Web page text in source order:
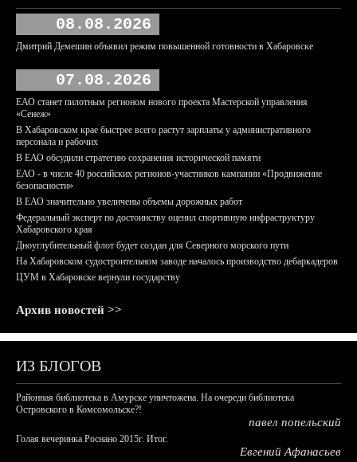
08.08.2026
Дмитрий Демешин объявил режим повышенной готовности в Хабаровске
07.08.2026
ЕАО станет пилотным регионом нового проекта Мастерской управления
«Сенеж»
В Хабаровском крае быстрее всего растут зарплаты у административного
персонала и рабочих
В ЕАО обсудили стратегию сохранения исторической памяти
ЕАО - в числе 40 российских регионов-участников кампании «Продвижение
безопасности»
В ЕАО значительно увеличены объемы дорожных работ
Федеральный эксперт по достоинству оценил спортивную инфраструктуру
Хабаровского края
Дноуглубительный флот будет создан для Северного морского пути
На Хабаровском судостроительном заводе началось производство дебаркадеров
ЦУМ в Хабаровске вернули государству
Архив новостей >>
ИЗ БЛОГОВ
Районная библиотека в Амурске уничтожена. На очереди библиотека
Островского в Комсомольске?!
павел попельский
Голая вечеринка Роснано 2015г. Итог.
Евгений Афанасьев